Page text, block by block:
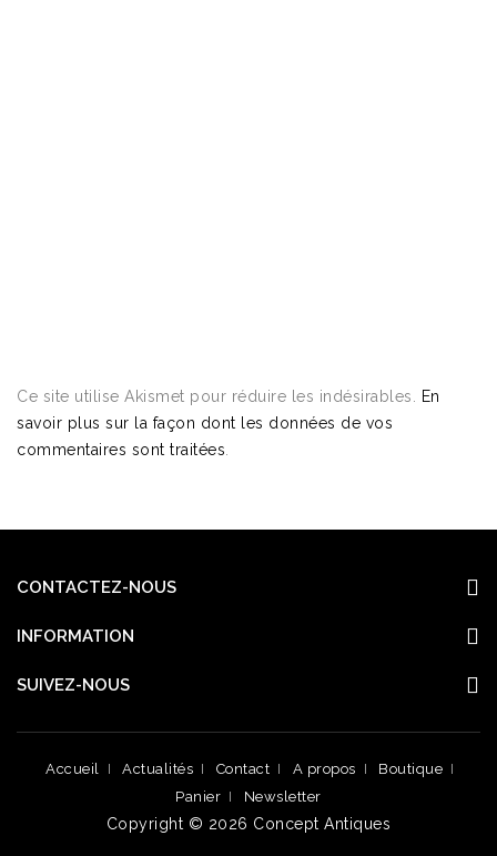
Ce site utilise Akismet pour réduire les indésirables.
En
savoir plus sur la façon dont les données de vos
commentaires sont traitées
CONTACTEZ-NOUS
INFORMATION
SUIVEZ-NOUS
Accueil Actualités Contact A propos
Boutique
Panier
Newsletter
Copyright © 2026 Concept Antiques